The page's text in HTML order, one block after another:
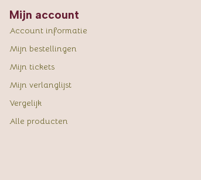
Mijn account
Account informatie
Mijn bestellingen
Mijn tickets
Mijn verlanglijst
Vergelijk
Alle producten